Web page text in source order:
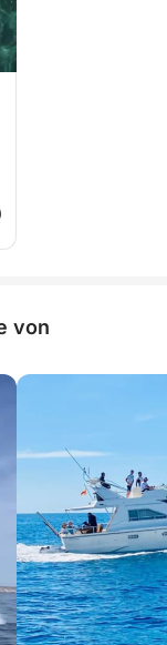
von